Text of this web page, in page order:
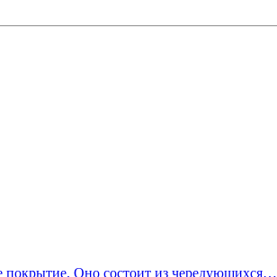
покрытие. Оно состоит из чередующихся…